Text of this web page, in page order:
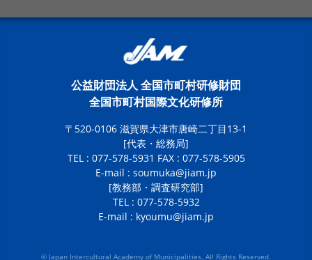
公益財団法人 全国市町村研修財団
全国市町村国際文化研修所
〒520-0106 滋賀県大津市唐崎二丁目13-1
[代表・総務局]
TEL : 077-578-5931 FAX : 077-578-5905
E-mail : soumuka@jiam.jp
[教務部・調査研究部]
TEL : 077-578-5932
E-mail : kyoumu@jiam.jp
© Japan Intercultural Academy of Municipalities. All Rights Reserved.